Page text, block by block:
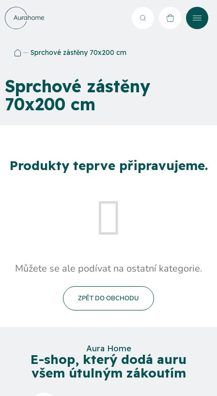
Přejít
na
obsah
Hledat NÁKUPNÍ
Sprchové zástěny 70x200 cm
Sprchové zástěny
70x200 cm
Produkty teprve připravujeme.
Můžete se ale podívat na ostatní kategorie.
ZPĚT DO OBCHODU
Aura Home
E-shop, který dodá auru
všem útulným zákoutím